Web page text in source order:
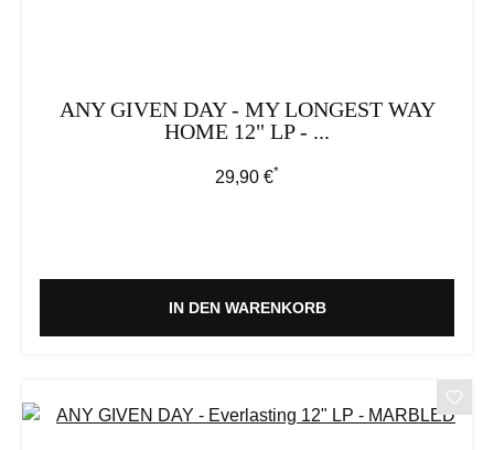
ANY GIVEN DAY - MY LONGEST WAY
HOME 12" LP - ...
Regulärer Preis:
29,90 €*
IN DEN WARENKORB